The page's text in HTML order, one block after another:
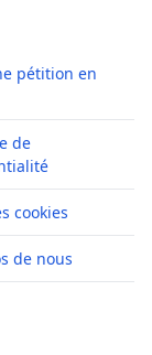
pétition en
de
cookies
de nous